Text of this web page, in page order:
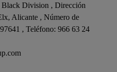
Black Division , Dirección
Alicante , Número de
, Teléfono: 966 63 24